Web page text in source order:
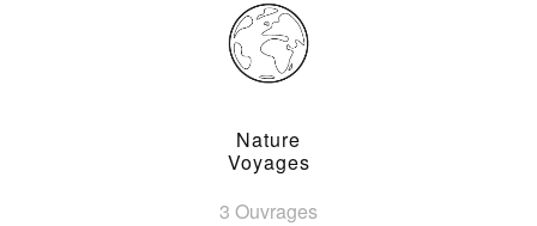
Nature
Voyages
3 Ouvrages